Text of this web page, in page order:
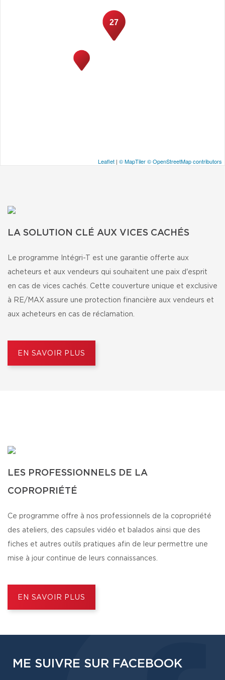
27
Leaflet | © MapTiler© OpenStreetMap contributors
LA SOLUTION CLÉ AUX VICES CACHÉS
Le programme Intégri-T est une garantie offerte aux
acheteurs et aux vendeurs qui souhaitent une paix d'esprit
en cas de vices cachés. Cette couverture unique et exclusive
à RE/MAX assure une protection financière aux vendeurs et
aux acheteurs en cas de réclamation.
EN SAVOIR PLUS
LES PROFESSIONNELS DE LA
COPROPRIÉTÉ
Ce programme offre à nos professionnels de la copropriété
des ateliers, des capsules vidéo et balados ainsi que des
fiches et autres outils pratiques afin de leur permettre une
mise à jour continue de leurs connaissances.
EN SAVOIR PLUS
ME SUIVRE SUR FACEBOOK